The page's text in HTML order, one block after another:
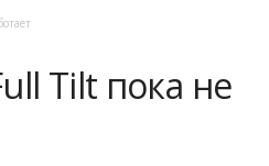
Tilt пока не